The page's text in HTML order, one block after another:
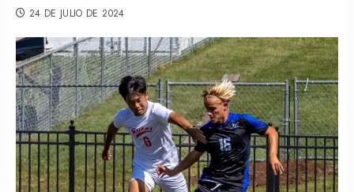
24 DE JULIO DE 2024